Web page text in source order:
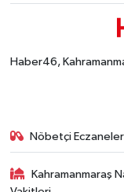
Haber46,
Nöbetçi Eczaneler
Kahramanmaraş